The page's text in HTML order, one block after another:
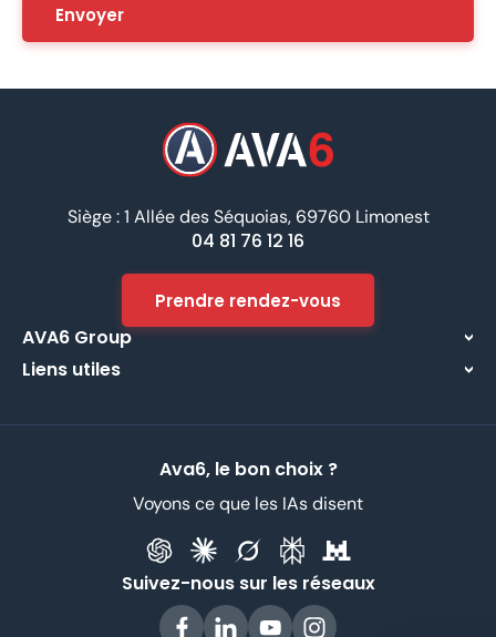
Siège : 1 Allée des Séquoias, 69760 Limonest
04 81 76 12 16
Prendre rendez-vous
AVA6 Group
À propos
Liens utiles
Ava6, le bon choix ?
Voyons ce que les IAs disent
Suivez-nous sur les réseaux